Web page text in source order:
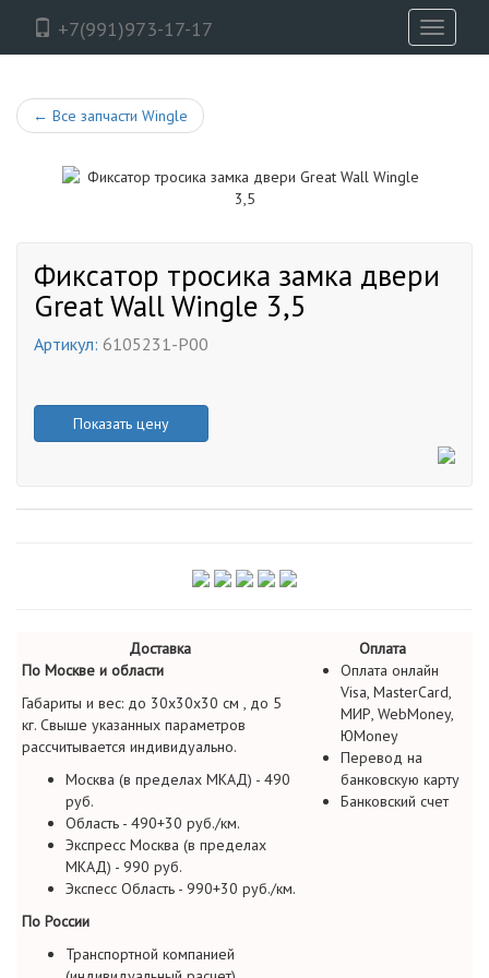
+7(991)973-17-17
Toggle
← Все запчасти Wingle
Фиксатор тросика замка двери
Great Wall Wingle 3,5
Артикул: 6105231-P00
Показать цену
Доставка
Оплата
По Москве и области
Габариты и вес: до 30х30х30 см , до 5
кг. Свыше указанных параметров
рассчитывается индивидуально.
Москва (в пределах МКАД) - 490
руб.
Область - 490+30 руб./км.
Экспресс Москва (в пределах
МКАД) - 990 руб.
Экспесс Область - 990+30 руб./км.
По России
Транспортной компанией
Оплата онлайн
Visa, MasterCard,
МИР, WebMoney,
ЮMoney
Перевод на
банковскую карту
Банковский счет